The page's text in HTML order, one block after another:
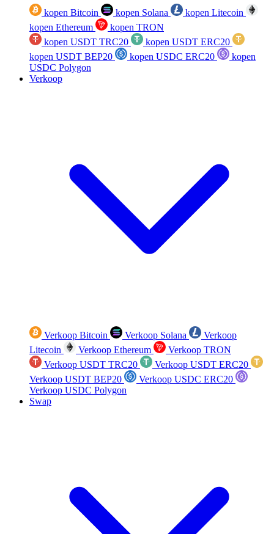
kopen Bitcoin kopen Solana
kopen Litecoin
kopen Ethereum
kopen TRON
kopen USDT TRC20
kopen USDT ERC20
kopen USDT BEP20
kopen USDC ERC20
kopen
USDC Polygon
Verkoop
Verkoop Bitcoin Verkoop Solana
Verkoop
Litecoin
Verkoop Ethereum
Verkoop TRON
Verkoop USDT TRC20
Verkoop USDT ERC20
Verkoop USDT BEP20
Verkoop USDC ERC20
Verkoop USDC Polygon
Swap